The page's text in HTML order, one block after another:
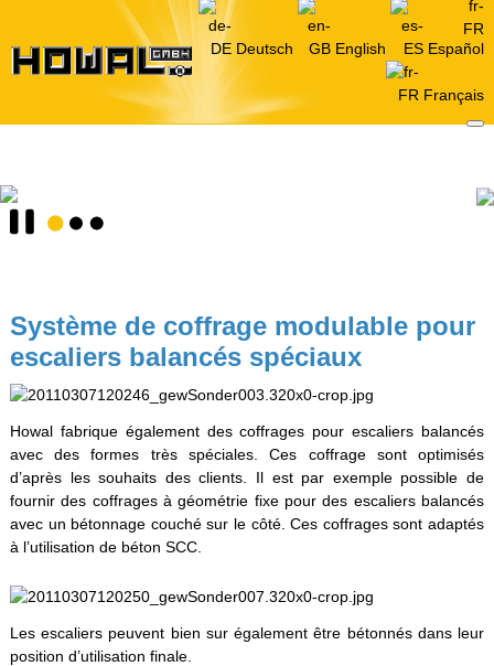
Deutsch English Español
Français
Système de coffrage modulable pour
escaliers balancés spéciaux
Howal fabrique également des coffrages pour escaliers balancés
avec des formes très spéciales. Ces coffrage sont optimisés
d’après les souhaits des clients. Il est par exemple possible de
fournir des coffrages à géométrie fixe pour des escaliers balancés
avec un bétonnage couché sur le côté. Ces coffrages sont adaptés
à l’utilisation de béton SCC.
Les escaliers peuvent bien sur également être bétonnés dans leur
position d’utilisation finale.